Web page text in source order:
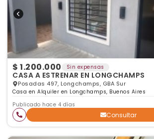
$ 1.200.000 Sin expensas
CASA A ESTRENAR EN LONGCHAMPS
Posadas 497, Longchamps, GBA Sur
Casa en Alquiler en Longchamps, Buenos Aires
Publicado hace 4 días
Consultar